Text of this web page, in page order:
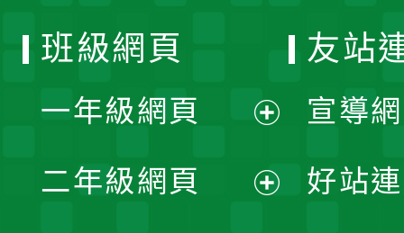
班級網頁
一年級網頁
開
二年級網頁
友站
宣導
好站